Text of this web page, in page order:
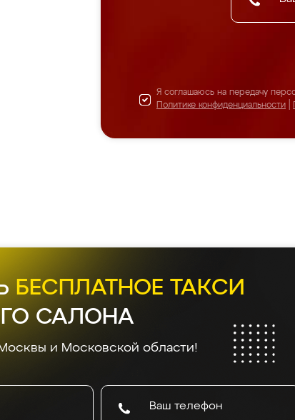
Я соглашаюсь на передачу
Политике конфиденциальности
БЕСПЛАТНОЕ ТАКСИ
САЛОНА
и Московской области!